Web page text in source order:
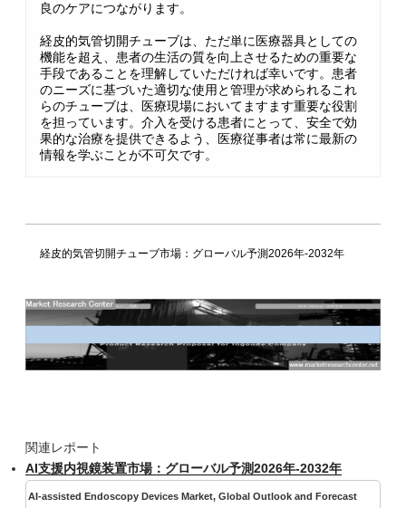
良のケアにつながります。
経皮的気管切開チューブは、ただ単に医療器具としての
機能を超え、患者の生活の質を向上させるための重要な
手段であることを理解していただければ幸いです。患者
のニーズに基づいた適切な使用と管理が求められるこれ
らのチューブは、医療現場においてますます重要な役割
を担っています。介入を受ける患者にとって、安全で効
果的な治療を提供できるよう、医療従事者は常に最新の
情報を学ぶことが不可欠です。
経皮的気管切開チューブ市場：グローバル予測2026年-2032年
関連レポート
AI支援内視鏡装置市場：グローバル予測2026年-2032年
AI-assisted Endoscopy Devices Market, Global Outlook and Forecast